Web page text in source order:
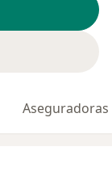
Aseguradoras